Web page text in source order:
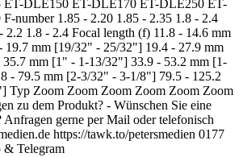
DLE150 ET-DLE170 ET-DLE250 ET-
number 1.85 - 2.20 1.85 - 2.35 1.8 - 2.4
2.2 1.8 - 2.4 Focal length (f) 11.8 - 14.6 mm
19.7 mm [19/32" - 25/32"] 19.4 - 27.9 mm
mm [1" - 1-13/32"] 33.9 - 53.2 mm [1-
- 79.5 mm [2-3/32" - 3-1/8"] 79.5 - 125.2
Typ Zoom Zoom Zoom Zoom Zoom Zoom
zu dem Produkt? - Wünschen Sie eine
Anfragen gerne per Mail oder telefonisch
https://tawk.to/petersmedien 0177
& Telegram